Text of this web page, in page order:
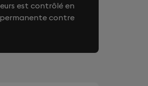
est contrôlé en
contre